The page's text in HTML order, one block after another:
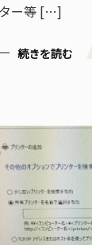
ー等 […]
続きを読む